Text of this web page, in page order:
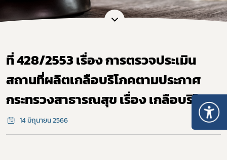
ที่ 428/2553 เรื่อง การตรวจประเมิน
สถานที่ผลิตเกลือบริโภคตามประกาศ
กระทรวงสาธารณสุข เรื่อง เกลือบริโภค
14 มิถุนายน 2566